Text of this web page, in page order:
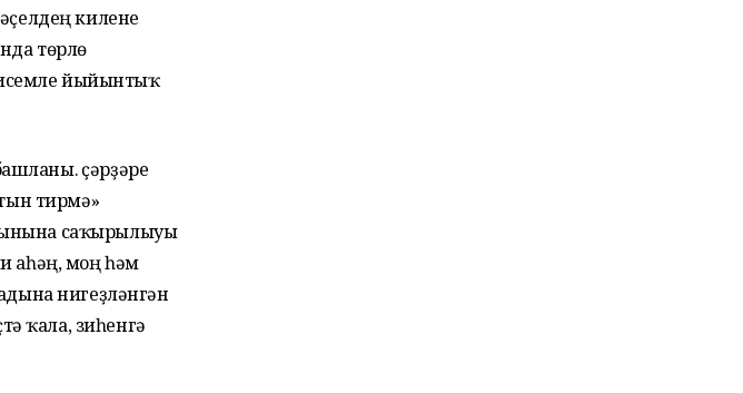
килене
төрлө
исемле йыйынтыҡ
Әҫәрҙәре
тирмә»
саҡырылыуы
аһәң, моң һәм
нигеҙләнгән
ҡала, зиһенгә